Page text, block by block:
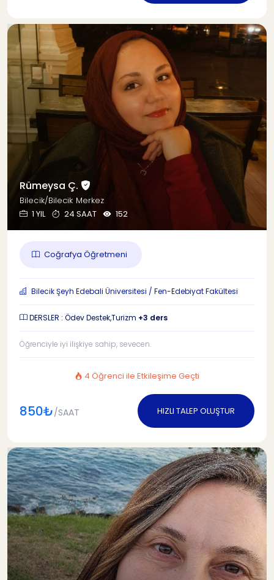
Rümeysa Ç.
Bilecik/Bilecik Merkez
1 YIL
24 SAAT 152
Coğrafya Öğretmeni
Bilecik Şeyh Edebali Üniversitesi / Fen-Edebiyat Fakültesi
DERSLER : Ödev Destek,Turizm +3 ders
Öğrenciyle iyi ilişkiye sahip, sevecen.
4 Öğrenci ile Etkileşime Geçti
850₺/SAAT HIZLI TALEP OLUŞTUR